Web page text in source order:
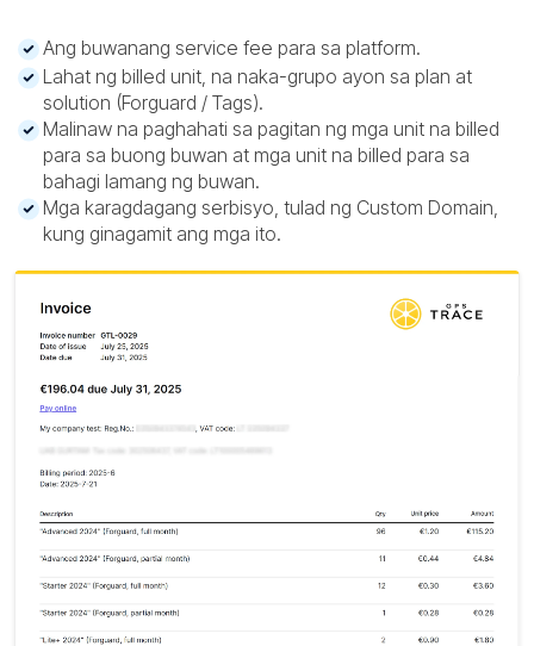
Ang buwanang service fee para sa platform.
Lahat ng billed unit, na naka-grupo ayon sa plan at
solution (Forguard / Tags).
Malinaw na paghahati sa pagitan ng mga unit na billed
para sa buong buwan at mga unit na billed para sa
bahagi lamang ng buwan.
Mga karagdagang serbisyo, tulad ng Custom Domain,
kung ginagamit ang mga ito.